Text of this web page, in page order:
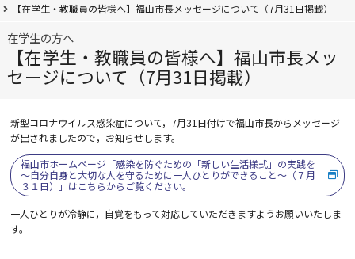
【在学生・教職員の皆様へ】福山市長メッセージについて（7月31日掲載）
在学生の方へ
【在学生・教職員の皆様へ】福山市長メッ
セージについて（7月31日掲載）
新型コロナウイルス感染症について，7月31日付けで福山市長からメッセージ
が出されましたので，お知らせします。
福山市ホームページ「感染を防ぐための「新しい生活様式」の実践を
～自分自身と大切な人を守るために一人ひとりができること～（７月
３１日）」はこちらからご覧ください。
一人ひとりが冷静に，自覚をもって対応していただきますようお願いいたしま
す。